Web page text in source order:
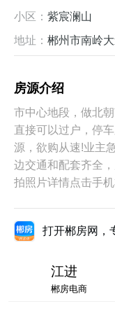
小区： 紫宸澜山
地址： 郴州市南岭
房源介绍
市中心地段，做北
直接可以过户，停
源，欲购从速!业主
边交通和配套齐全
拍照片详情点击手
打开郴房网，
江进
郴房电商